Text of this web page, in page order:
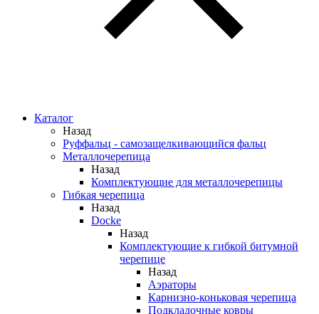
Каталог
Назад
Руффальц - самозащелкивающийся фальц
Металлочерепица
Назад
Комплектующие для металлочерепицы
Гибкая черепица
Назад
Docke
Назад
Комплектующие к гибкой битумной
черепице
Назад
Аэраторы
Карнизно-коньковая черепица
Подкладочные ковры